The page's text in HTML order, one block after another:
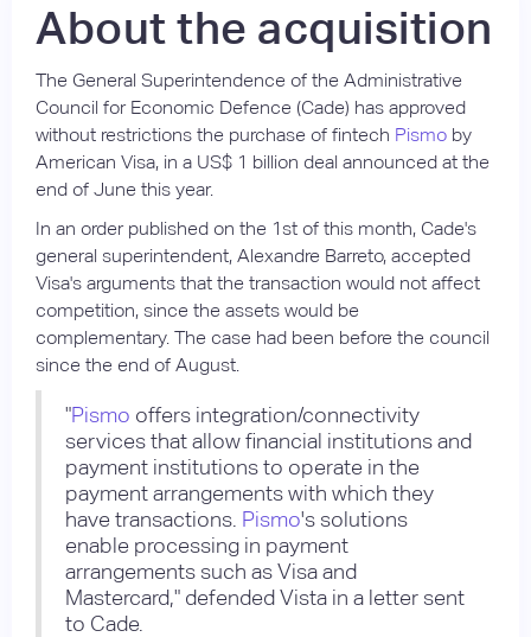
About the acquisition
The General Superintendence of the Administrative
Council for Economic Defence (Cade) has approved
without restrictions the purchase of fintech Pismo by
American Visa, in a US$ 1 billion deal announced at the
end of June this year.
In an order published on the 1st of this month, Cade's
general superintendent, Alexandre Barreto, accepted
Visa's arguments that the transaction would not affect
competition, since the assets would be
complementary. The case had been before the council
since the end of August.
"Pismo offers integration/connectivity
services that allow financial institutions and
payment institutions to operate in the
payment arrangements with which they
have transactions. Pismo's solutions
enable processing in payment
arrangements such as Visa and
Mastercard," defended Vista in a letter sent
to Cade.